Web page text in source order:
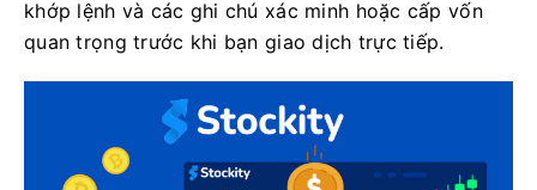
khớp lệnh và các ghi chú xác minh hoặc cấp vốn
quan trọng trước khi bạn giao dịch trực tiếp.